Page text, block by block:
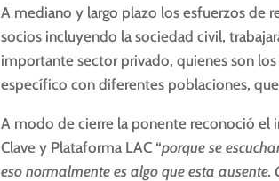
A mediano y largo plazo los esfuerzos de
socios incluyendo la sociedad civil,
importante sector privado, quienes son
específico con diferentes poblaciones,
A modo de cierre la ponente reconoció el
Clave y Plataforma LAC “porque se
eso normalmente es algo que esta